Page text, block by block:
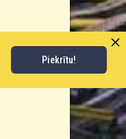
Piekrītu!